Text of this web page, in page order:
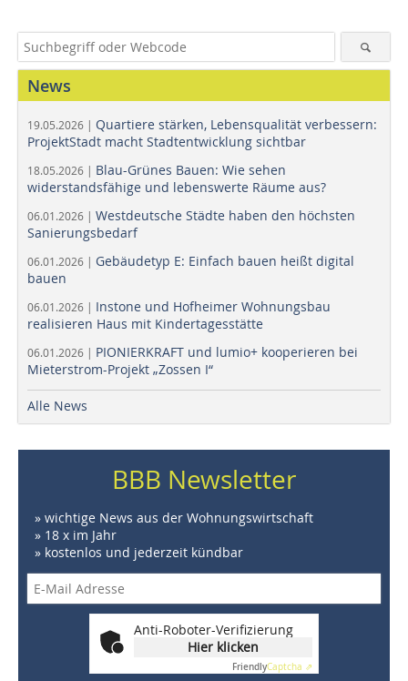
News
19.05.2026 | Quartiere stärken, Lebensqualität verbessern:
ProjektStadt macht Stadtentwicklung sichtbar
18.05.2026 | Blau-Grünes Bauen: Wie sehen
widerstandsfähige und lebenswerte Räume aus?
06.01.2026 | Westdeutsche Städte haben den höchsten
Sanierungsbedarf
06.01.2026 | Gebäudetyp E: Einfach bauen heißt digital
bauen
06.01.2026 | Instone und Hofheimer Wohnungsbau
realisieren Haus mit Kindertagesstätte
06.01.2026 | PIONIERKRAFT und lumio+ kooperieren bei
Mieterstrom-Projekt „Zossen I“
Alle News
BBB Newsletter
» wichtige News aus der Wohnungswirtschaft
» 18 x im Jahr
» kostenlos und jederzeit kündbar
Anti-Roboter-Verifizierung
Hier klicken
FriendlyCaptcha ⇗